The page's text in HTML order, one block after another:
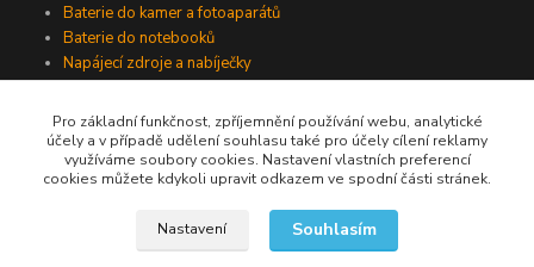
Baterie do kamer a fotoaparátů
Baterie do notebooků
Napájecí zdroje a nabíječky
Jsme na Facebooku
Pro základní funkčnost, zpříjemnění používání webu, analytické
účely a v případě udělení souhlasu také pro účely cílení reklamy
využíváme soubory cookies. Nastavení vlastních preferencí
cookies můžete kdykoli upravit odkazem ve spodní části stránek.
Nastavení Souhlasím